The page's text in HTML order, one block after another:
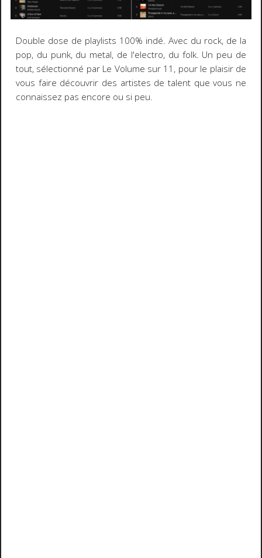
Double dose de playlists 100% indé. Avec du rock, de la
pop, du punk, du metal, de l'electro, du folk. Un peu de
tout, sélectionné par Le Volume sur 11, pour le plaisir de
vous faire découvrir des artistes de talent que vous ne
connaissez pas encore ou si peu.